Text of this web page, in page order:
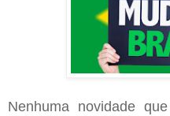
Nenhuma novidade